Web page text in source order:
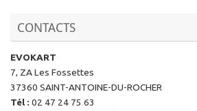
CONTACTS
EVOKART
7, ZA Les Fossettes
37360 SAINT-ANTOINE-DU-ROCHER
Tél : 02 47 24 75 63